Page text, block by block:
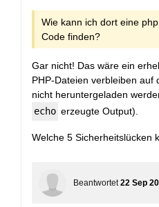
Wie kann ich dort eine
Code finden?
Gar nicht! Das wäre ein
PHP-Dateien verbleiben auf
nicht heruntergeladen
echo erzeugte Output).
Welche 5 Sicherheitslücken
Beantwortet 22 Sep